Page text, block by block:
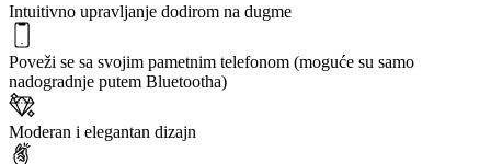
Intuitivno upravljanje dodirom na dugme
Poveži se sa svojim pametnim telefonom (moguće su samo
nadogradnje putem Bluetootha)
Moderan i elegantan dizajn